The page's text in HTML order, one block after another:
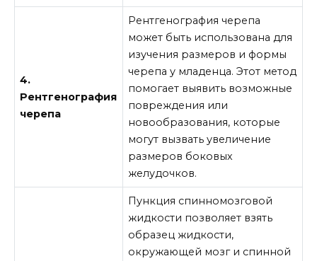
4.
Рентгенография
черепа
Рентгенография черепа
может быть использована для
изучения размеров и формы
черепа у младенца. Этот метод
помогает выявить возможные
повреждения или
новообразования, которые
могут вызвать увеличение
размеров боковых
желудочков.
Пункция спинномозговой
жидкости позволяет взять
образец жидкости,
окружающей мозг и спинной